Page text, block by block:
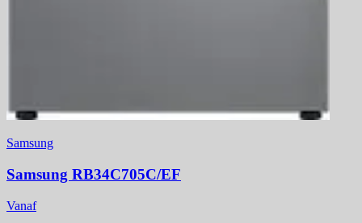
Samsung
Samsung RB34C705C/EF
Vanaf